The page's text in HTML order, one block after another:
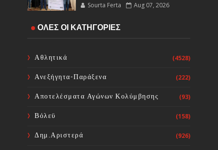
Sourta Ferta Aug 07, 2026
Έρχονται πόλεμοι για το νερό; Ο
αντιπαιδαγωγικό το γεγονός
υποβιβασμού του 3/θ ολοήμερου
ΟΛΕΣ ΟΙ ΚΑΤΗΓΟΡΙΕΣ
Αθλητικά (4528)
Ανεξήγητα-Παράξενα (222)
Αποτελέσματα Αγώνων Κολύμβησης (93)
Βόλεϋ (158)
Δημ.Αριστερά (926)